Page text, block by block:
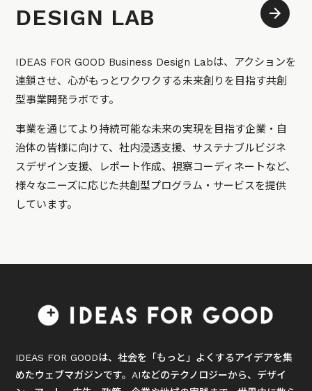
DESIGN LAB
IDEAS FOR GOOD Business Design Labは、アクションを
連鎖させ、心がもっとワクワクする未来創りを目指す共創
型事業開発ラボです。
事業を通じてより持続可能な未来の実現を目指す企業・自
治体の皆様に向けて、社内浸透支援、サステナブルビジネ
スデザイン支援、レポート作成、視察コーディネートなど、
様々なニーズに応じた共創型プログラム・サービスを提供
しています。
IDEAS FOR GOODは、社会を「もっと」よくするアイデアを集
めたウェブマガジンです。AIなどのテクノロジーから、デザイ